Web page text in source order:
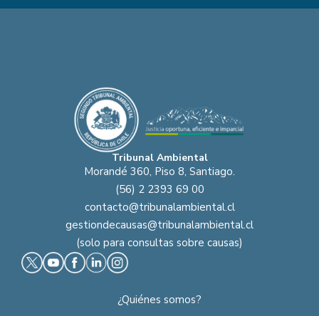
Tribunal Ambiental
Morandé 360, Piso 8, Santiago.
(56) 2 2393 69 00
contacto@tribunalambiental.cl
gestiondecausas@tribunalambiental.cl
(solo para consultas sobre causas)
¿Quiénes somos?